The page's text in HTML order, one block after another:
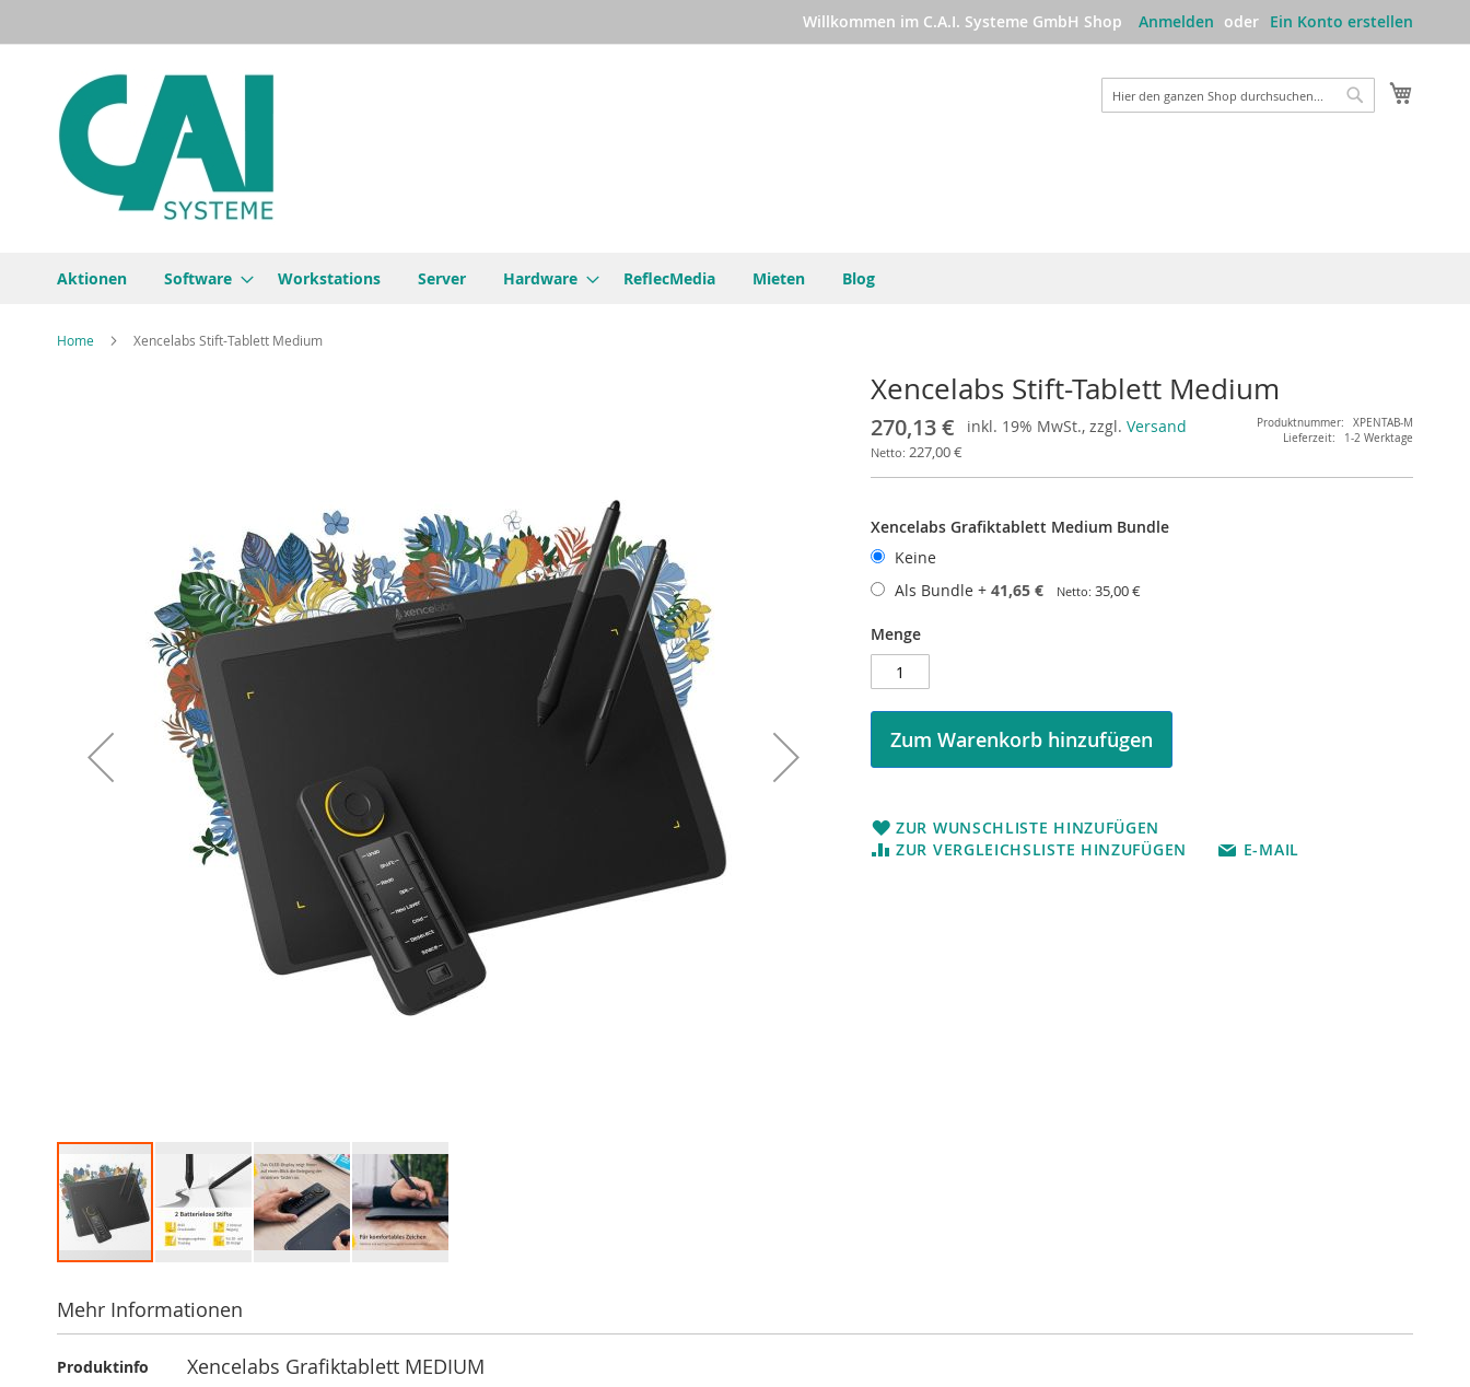
zum
Willkommen im C.A.I. Systeme GmbH Shop Anmelden Ein Konto erstellen
Suche
Aktionen Software Workstations Server Hardware ReflecMedia Mieten Blog
Home Xencelabs Stift-Tablett Medium
der
Bildergalerie
springen
Xencelabs Stift-Tablett Medium
270,13 €
227,00 €
inkl. 19% MwSt., zzgl. Versand Produktnummer
XPENTAB-M
Lieferzeit
1-2 Werktage
Xencelabs Grafiktablett Medium Bundle
Keine
Als Bundle + 41,65 € 35,00 €
Menge
Zum Warenkorb hinzufügen
ZUR WUNSCHLISTE HINZUFÜGEN
ZUR VERGLEICHSLISTE HINZUFÜGEN
E-MAIL
Mehr Informationen
Mehr
Produktinfo Xencelabs Grafiktablett MEDIUM